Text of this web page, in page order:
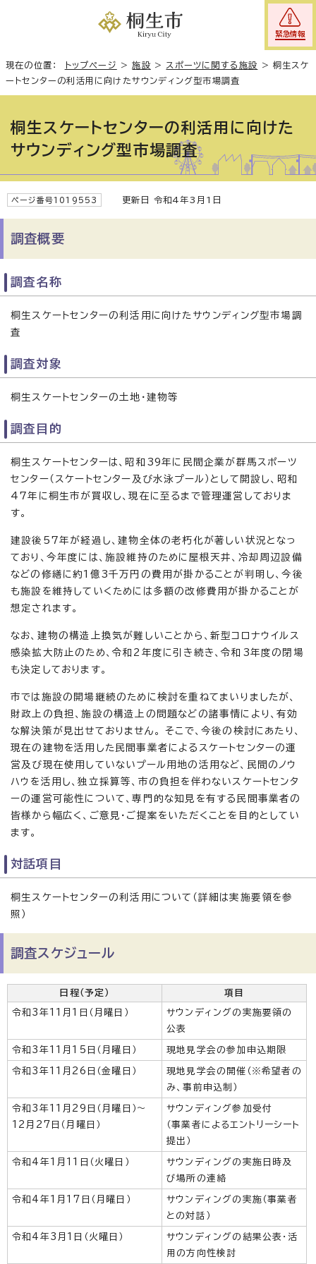
緊急情報
現在の位置： トップページ >施設 > スポーツに関する施設 >桐生スケ
ートセンターの利活用に向けたサウンディング型市場調査
桐生スケートセンターの利活用に向けた
サウンディング型市場調査
ページ番号1019553 更新日 令和4年3月1日
調査概要
調査名称
桐生スケートセンターの利活用に向けたサウンディング型市場調
査
調査対象
桐生スケートセンターの土地・建物等
調査目的
桐生スケートセンターは、昭和39年に民間企業が群馬スポーツ
センター（スケートセンター及び水泳プール）として開設し、昭和
47年に桐生市が買収し、現在に至るまで管理運営しておりま
す。
建設後57年が経過し、建物全体の老朽化が著しい状況となっ
ており、今年度には、施設維持のために屋根天井、冷却周辺設備
などの修繕に約1億3千万円の費用が掛かることが判明し、今後
も施設を維持していくためには多額の改修費用が掛かることが
想定されます。
なお、建物の構造上換気が難しいことから、新型コロナウイルス
感染拡大防止のため、令和2年度に引き続き、令和3年度の閉場
も決定しております。
市では施設の開場継続のために検討を重ねてまいりましたが、
財政上の負担、施設の構造上の問題などの諸事情により、有効
な解決策が見出せておりません。 そこで、今後の検討にあたり、
現在の建物を活用した民間事業者によるスケートセンターの運
営及び現在使用していないプール用地の活用など、民間のノウ
ハウを活用し、独立採算等、市の負担を伴わないスケートセンタ
ーの運営可能性について、専門的な知見を有する民間事業者の
皆様から幅広く、ご意見・ご提案をいただくことを目的としてい
ます。
対話項目
桐生スケートセンターの利活用について（詳細は実施要領を参
照）
調査スケジュール
日程（予定） 項目
令和3年11月1日（月曜日）
サウンディングの実施要領の
公表
令和3年11月15日（月曜日） 現地見学会の参加申込期限
令和3年11月26日（金曜日）
現地見学会の開催（※希望者の
み、事前申込制）
令和3年11月29日（月曜日）〜
12月27日（月曜日）
サウンディング参加受付
（事業者によるエントリーシート
提出）
令和4年1月11日（火曜日）
サウンディングの実施日時及
び場所の連絡
令和4年1月17日（月曜日）
サウンディングの実施（事業者
との対話）
令和4年3月1日（火曜日）
サウンディングの結果公表・活
用の方向性検討